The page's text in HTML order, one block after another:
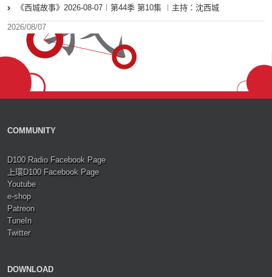
《西城故事》2026-08-07︱第44季 第10集 ︱主持：沈西城
2026/08/07
COMMUNITY
D100 Radio Facebook Page
上環D100 Facebook Page
Youtube
e-shop
Patreon
TuneIn
Twitter
DOWNLOAD